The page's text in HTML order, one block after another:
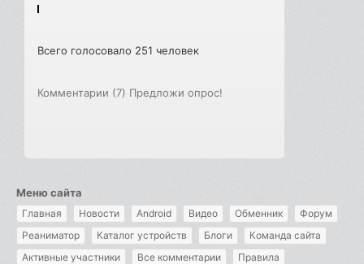
Всего голосовало 251 человек
Комментарии (7) Предложи опрос!
Меню сайта
Главная Новости Android Видео Обменник
Форум
Реаниматор
Каталог устройств Блоги
Команда сайта
Активные участники
Все комментарии Правила